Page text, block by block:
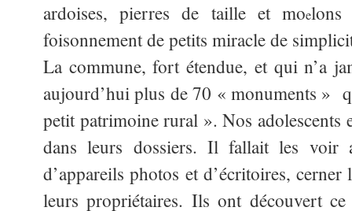
ardoises, pierres de taille et moelons
foisonnement de petits miracle de
La commune, fort étendue, et qui n’a
aujourd’hui plus de 70 « monuments »
petit patrimoine rural ». Nos adolescents
dans leurs dossiers. Il fallait les voir
d’appareils photos et d’écritoires,
leurs propriétaires. Ils ont découvert